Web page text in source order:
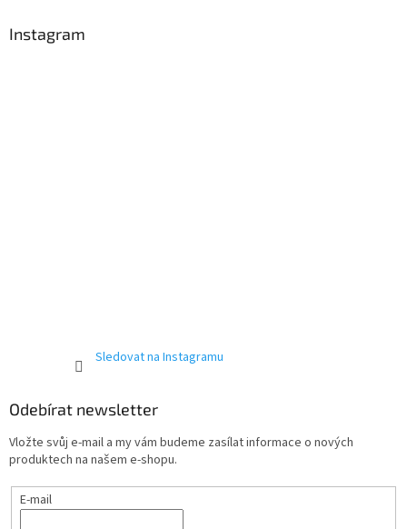
Instagram
Sledovat na Instagramu
Odebírat newsletter
Vložte svůj e-mail a my vám budeme zasílat informace o nových
produktech na našem e-shopu.
E-mail